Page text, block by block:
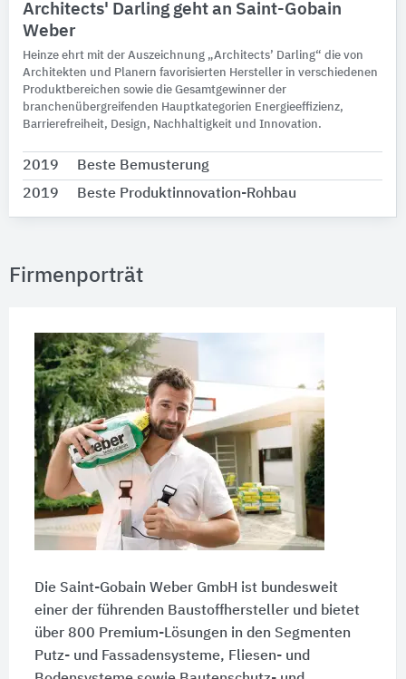
Architects' Darling geht an Saint-Gobain
Weber
Heinze ehrt mit der Auszeichnung „Architects’ Darling“ die von
Architekten und Planern favorisierten Hersteller in verschiedenen
Produktbereichen sowie die Gesamtgewinner der
branchenübergreifenden Hauptkategorien Energieeffizienz,
Barrierefreiheit, Design, Nachhaltigkeit und Innovation.
2019
Beste Bemusterung
2019
Beste Produktinnovation-Rohbau
Firmenporträt
Die Saint-Gobain Weber GmbH ist bundesweit
einer der führenden Baustoffhersteller und bietet
über 800 Premium-Lösungen in den Segmenten
Putz- und Fassadensysteme, Fliesen- und